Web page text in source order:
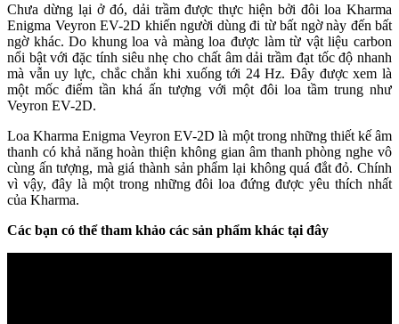
Chưa dừng lại ở đó, dải trầm được thực hiện bởi đôi loa Kharma
Enigma Veyron EV-2D khiến người dùng đi từ bất ngờ này đến bất
ngờ khác. Do khung loa và màng loa được làm từ vật liệu carbon
nổi bật với đặc tính siêu nhẹ cho chất âm dải trầm đạt tốc độ nhanh
mà vẫn uy lực, chắc chắn khi xuống tới 24 Hz. Đây được xem là
một mốc điểm tần khá ấn tượng với một đôi loa tầm trung như
Veyron EV-2D.
Loa Kharma Enigma Veyron EV-2D là một trong những thiết kế âm
thanh có khả năng hoàn thiện không gian âm thanh phòng nghe vô
cùng ấn tượng, mà giá thành sản phẩm lại không quá đắt đỏ. Chính
vì vậy, đây là một trong những đôi loa đứng được yêu thích nhất
của Kharma.
Các bạn có thể tham khảo các sản phẩm khác tại đây